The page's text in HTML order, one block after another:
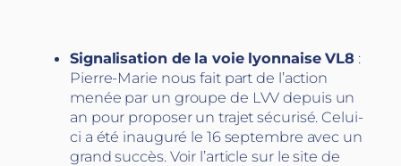
Signalisation de la voie lyonnaise VL8 :
Pierre-Marie nous fait part de l’action
menée par un groupe de LVV depuis un
an pour proposer un trajet sécurisé. Celui-
ci a été inauguré le 16 septembre avec un
grand succès. Voir l’article sur le site de